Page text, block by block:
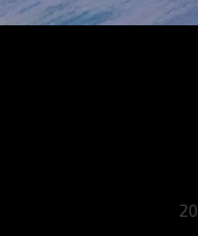
20